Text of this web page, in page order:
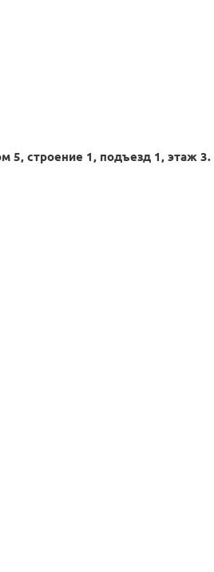
5, строение 1, подъезд 1, этаж